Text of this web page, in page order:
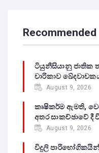
Recommended
ටියුනීසියානු ජාතික
චාරිකාව
August 9, 2026
කෘෂිකර්ම ඇමති,
අතර සාකච්ඡාවේ
August 9, 2026
විදුලි